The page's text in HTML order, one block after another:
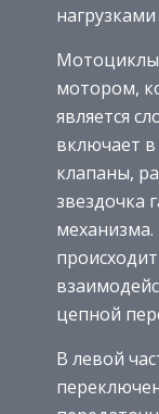
Мотоциклы
мотором,
является
включает в
клапаны,
звездочка
цепной
В левой